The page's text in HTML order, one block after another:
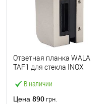
В наличии
Ответная планка WALA
TAF1 для стекла INOX
Цена 890 грн.